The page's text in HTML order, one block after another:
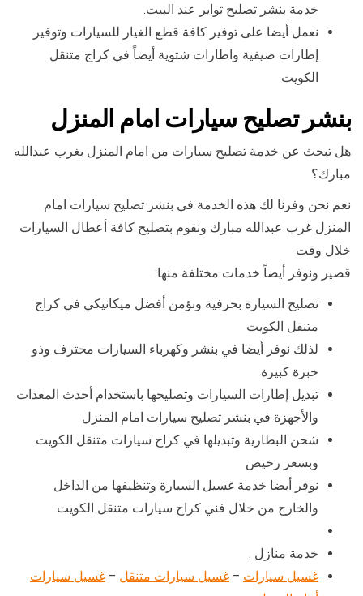
خدمة بنشر تصليح تواير عند البيت.
نعمل أيضا على توفير كافة قطع الغيار للسيارات وتوفير
إطارات صيفية واطارات شتوية أيضاً في كراج متنقل
الكويت
بنشر تصليح سيارات امام المنزل
هل تبحث عن خدمة تصليح سيارات من امام المنزل بغرب عبدالله
مبارك؟
نعم نحن وفرنا لك هذه الخدمة في بنشر تصليح سيارات امام
المنزل غرب عبدالله مبارك ونقوم بتصليح كافة أعطال السيارات
خلال وقت
قصير ونوفر أيضاً خدمات مختلفة منها:
تصليح السيارة بحرفية ونؤمن أفضل ميكانيكي في كراج
متنقل الكويت
لذلك نوفر أيضا في بنشر وكهرباء السيارات محترف وذو
خبرة كبيرة
تبديل إطارات السيارات وتصليحها باستخدام أحدث المعدات
والأجهزة في بنشر تصليح سيارات امام المنزل
شحن البطارية وتبديلها في كراج سيارات متنقل الكويت
وبسعر رخيص
نوفر أيضا خدمة غسيل السيارة وتنظيفها من الداخل
والخارج من خلال فني كراج سيارات متنقل الكويت
خدمة منازل .
غسيل سيارات – غسيل سيارات متنقل – غسيل سيارات